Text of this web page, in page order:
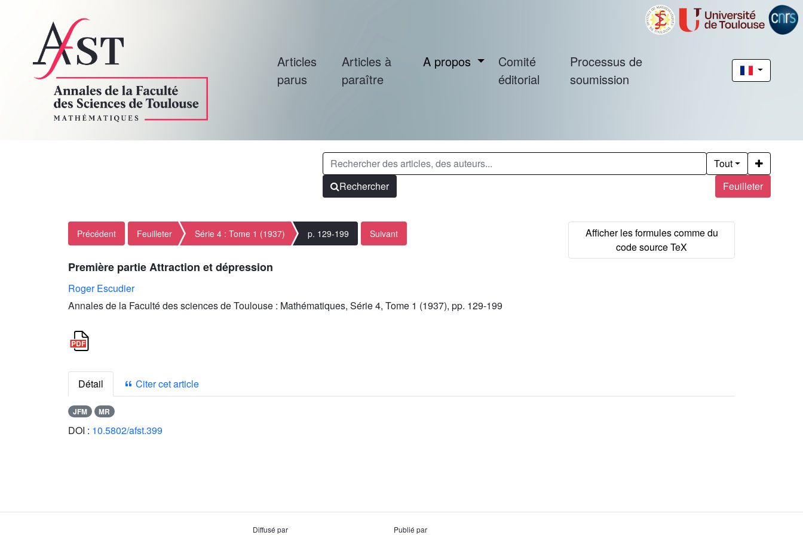
Articles
parus
Articles à
paraître
A propos
Comité
éditorial
Processus de
soumission
Feuilleter
Tout
Rechercher
Précédent Feuilleter Série 4 : Tome 1 (1937) p. 129-199 Suivant
Première partie Attraction et dépression
Roger Escudier
Annales de la Faculté des sciences de Toulouse : Mathématiques, Série 4, Tome 1 (1937), pp. 129-199
Détail Citer cet article
JFM MR
DOI : 10.5802/afst.399
Diffusé par Publié par